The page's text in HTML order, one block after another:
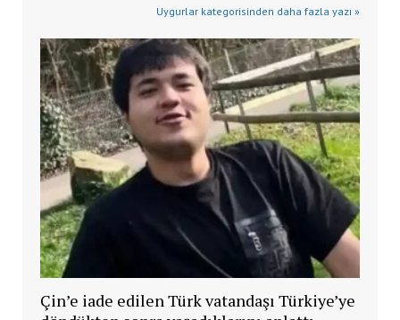
Uygurlar kategorisinden daha fazla yazı »
Çin’e iade edilen Türk vatandaşı Türkiye’ye